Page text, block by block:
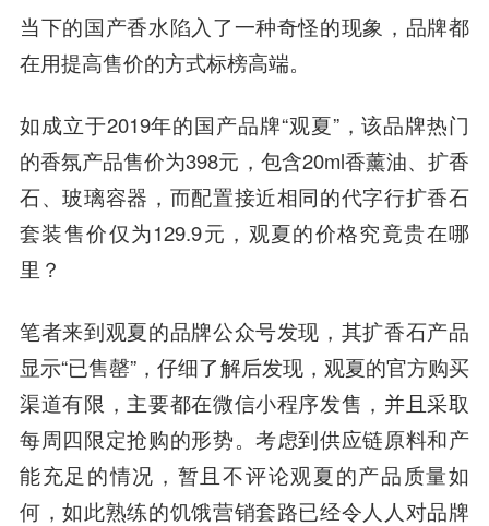
当下的国产香水陷入了一种奇怪的现象，品牌都
在用提高售价的方式标榜高端。
如成立于2019年的国产品牌“观夏”，该品牌热门
的香氛产品售价为398元，包含20ml香薰油、扩香
石、玻璃容器，而配置接近相同的代字行扩香石
套装售价仅为129.9元，观夏的价格究竟贵在哪
里？
笔者来到观夏的品牌公众号发现，其扩香石产品
显示“已售罄”，仔细了解后发现，观夏的官方购买
渠道有限，主要都在微信小程序发售，并且采取
每周四限定抢购的形势。考虑到供应链原料和产
能充足的情况，暂且不评论观夏的产品质量如
何，如此熟练的饥饿营销套路已经令人人对品牌